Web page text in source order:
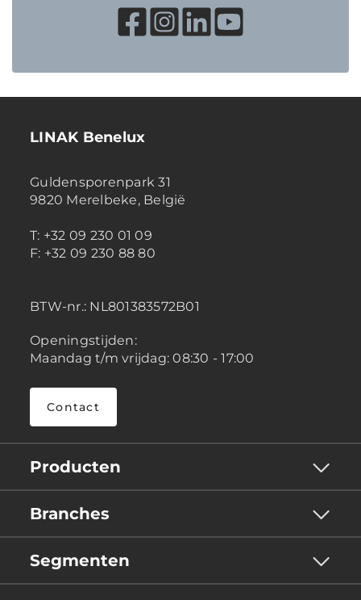
LINAK Benelux
Guldensporenpark 31
9820 Merelbeke, België
T: +32 09 230 01 09
F: +32 09 230 88 80
BTW-nr.: NL801383572B01
Openingstijden:
Maandag t/m vrijdag: 08:30 - 17:00
Contact
Producten
Branches
Segmenten